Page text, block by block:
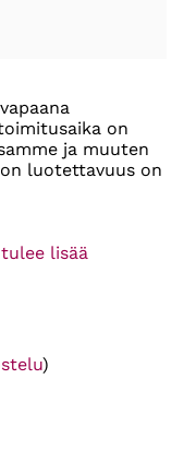
on
ja muuten
luotettavuus on
lisää
)